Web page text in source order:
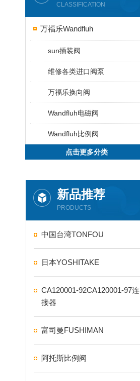
CLASSIFICATION
万福乐Wandfluh
sun插装阀
维修各类进口阀泵
万福乐换向阀
Wandfluh电磁阀
Wandfluh比例阀
点击更多分类
新品推荐
PRODUCTS
中国台湾TONFOU
日本YOSHITAKE
CA120001-92CA120001-97连
接器
富司曼FUSHIMAN
阿托斯比例阀